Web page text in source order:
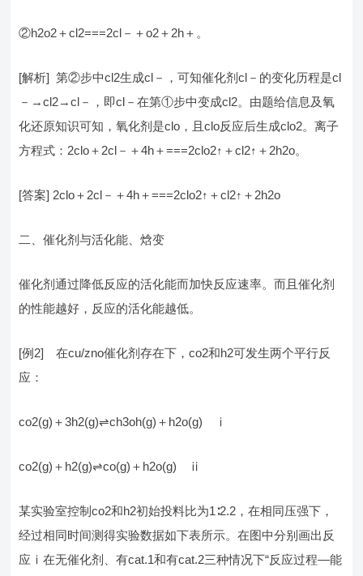
②h2o2＋cl2===2cl－＋o2＋2h＋。
[解析] 第②步中cl2生成cl－，可知催化剂cl－的变化历程是cl
－→cl2→cl－，即cl－在第①步中变成cl2。由题给信息及氧
化还原知识可知，氧化剂是clo，且clo反应后生成clo2。离子
方程式：2clo＋2cl－＋4h＋===2clo2↑＋cl2↑＋2h2o。
[答案] 2clo＋2cl－＋4h＋===2clo2↑＋cl2↑＋2h2o
二、催化剂与活化能、焓变
催化剂通过降低反应的活化能而加快反应速率。而且催化剂
的性能越好，反应的活化能越低。
[例2] 在cu/zno催化剂存在下，co2和h2可发生两个平行反
应：
co2(g)＋3h2(g)⇌ch3oh(g)＋h2o(g) ⅰ
co2(g)＋h2(g)⇌co(g)＋h2o(g) ⅱ
某实验室控制co2和h2初始投料比为1∶2.2，在相同压强下，
经过相同时间测得实验数据如下表所示。在图中分别画出反
应ⅰ在无催化剂、有cat.1和有cat.2三种情况下“反应过程—能